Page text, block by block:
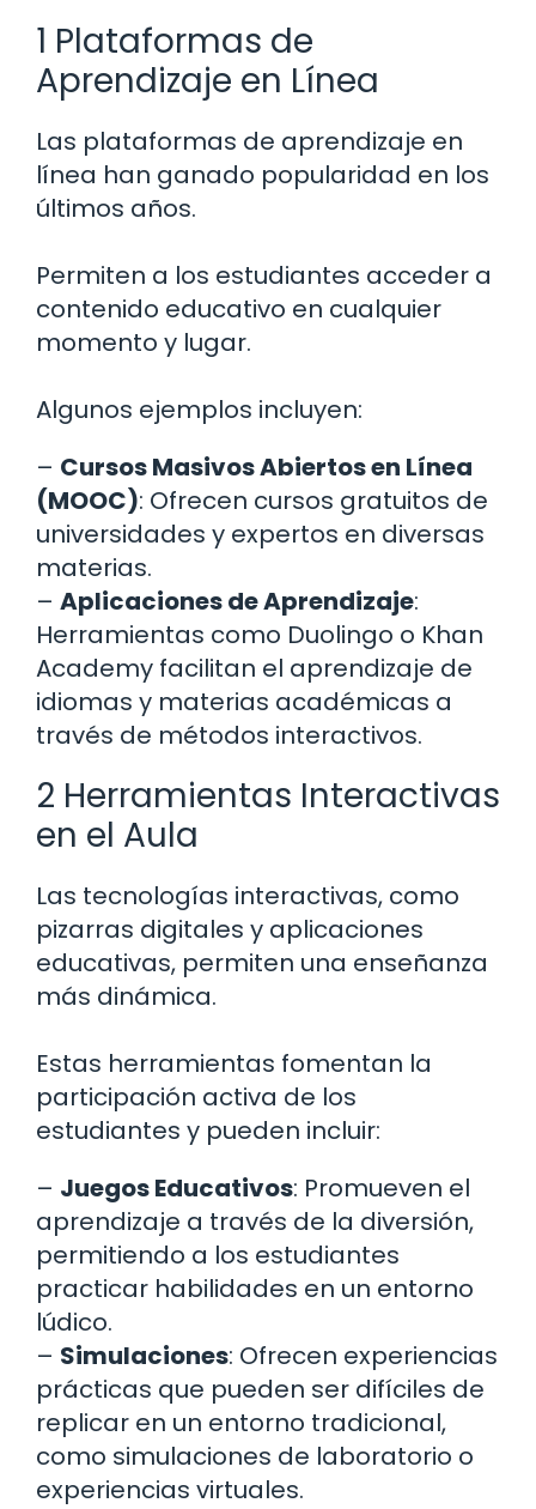
1 Plataformas de
Aprendizaje en Línea
Las plataformas de aprendizaje en
línea han ganado popularidad en los
últimos años.
Permiten a los estudiantes acceder a
contenido educativo en cualquier
momento y lugar.
Algunos ejemplos incluyen:
– Cursos Masivos Abiertos en Línea
(MOOC): Ofrecen cursos gratuitos de
universidades y expertos en diversas
materias.
– Aplicaciones de Aprendizaje:
Herramientas como Duolingo o Khan
Academy facilitan el aprendizaje de
idiomas y materias académicas a
través de métodos interactivos.
2 Herramientas Interactivas
en el Aula
Las tecnologías interactivas, como
pizarras digitales y aplicaciones
educativas, permiten una enseñanza
más dinámica.
Estas herramientas fomentan la
participación activa de los
estudiantes y pueden incluir:
– Juegos Educativos: Promueven el
aprendizaje a través de la diversión,
permitiendo a los estudiantes
practicar habilidades en un entorno
lúdico.
– Simulaciones: Ofrecen experiencias
prácticas que pueden ser difíciles de
replicar en un entorno tradicional,
como simulaciones de laboratorio o
experiencias virtuales.